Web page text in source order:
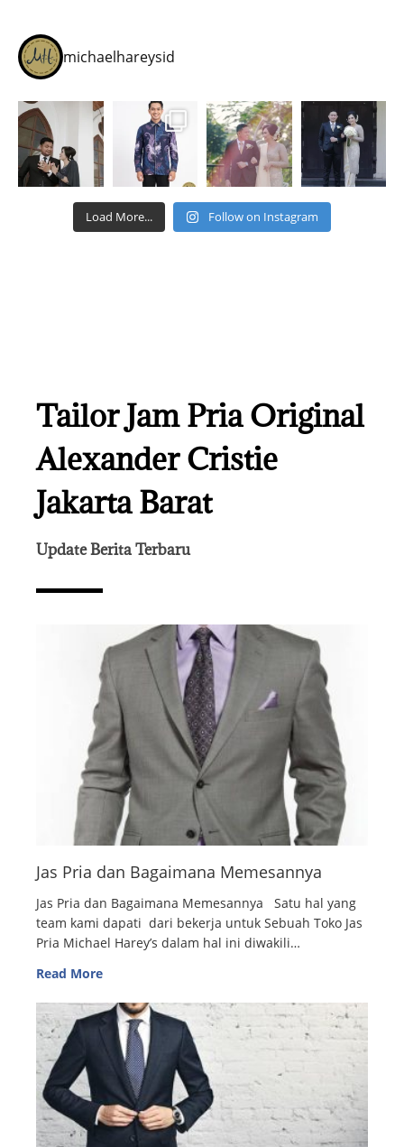
michaelhareysid
Load More... Follow on Instagram
Tailor Jam Pria Original
Alexander Cristie
Jakarta Barat
Update Berita Terbaru
Jas Pria dan Bagaimana Memesannya
Jas Pria dan Bagaimana Memesannya Satu hal yang
team kami dapati dari bekerja untuk Sebuah Toko Jas
Pria Michael Harey’s dalam hal ini diwakili…
Read More